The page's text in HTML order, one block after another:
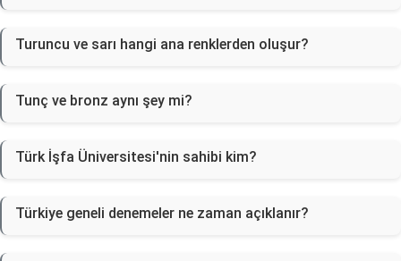
Turuncu ve sarı hangi ana renklerden oluşur?
Tunç ve bronz aynı şey mi?
Türk İşfa Üniversitesi'nin sahibi kim?
Türkiye geneli denemeler ne zaman açıklanır?